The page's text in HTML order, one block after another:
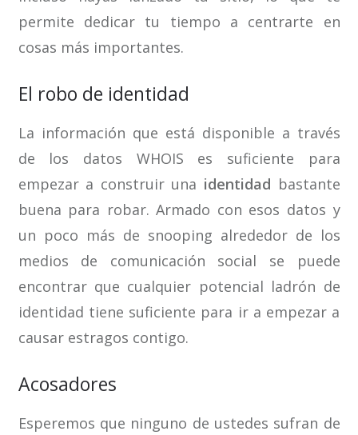
permite dedicar tu tiempo a centrarte en
cosas más importantes.
El robo de identidad
La información que está disponible a través
de los datos WHOIS es suficiente para
empezar a construir una identidad bastante
buena para robar. Armado con esos datos y
un poco más de snooping alrededor de los
medios de comunicación social se puede
encontrar que cualquier potencial ladrón de
identidad tiene suficiente para ir a empezar a
causar estragos contigo.
Acosadores
Esperemos que ninguno de ustedes sufran de